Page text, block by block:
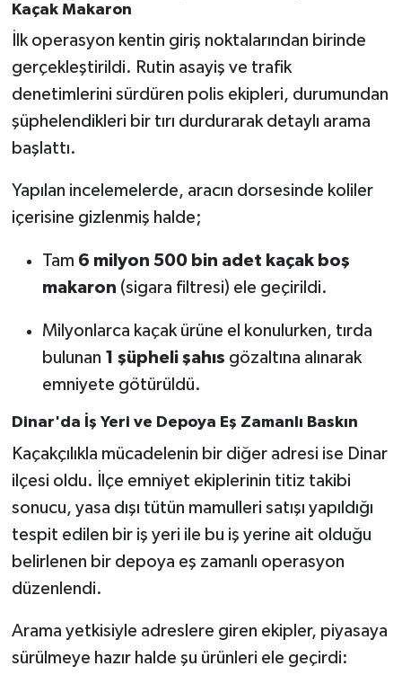
Kaçak Makaron
İlk operasyon kentin giriş noktalarından birinde
gerçekleştirildi. Rutin asayiş ve trafik
denetimlerini sürdüren polis ekipleri, durumundan
şüphelendikleri bir tırı durdurarak detaylı arama
başlattı.
Yapılan incelemelerde, aracın dorsesinde koliler
içerisine gizlenmiş halde;
Tam 6 milyon 500 bin adet kaçak boş
makaron (sigara filtresi) ele geçirildi.
Milyonlarca kaçak ürüne el konulurken, tırda
bulunan 1 şüpheli şahıs gözaltına alınarak
emniyete götürüldü.
Dinar'da İş Yeri ve Depoya Eş Zamanlı Baskın
Kaçakçılıkla mücadelenin bir diğer adresi ise Dinar
ilçesi oldu. İlçe emniyet ekiplerinin titiz takibi
sonucu, yasa dışı tütün mamulleri satışı yapıldığı
tespit edilen bir iş yeri ile bu iş yerine ait olduğu
belirlenen bir depoya eş zamanlı operasyon
düzenlendi.
Arama yetkisiyle adreslere giren ekipler, piyasaya
sürülmeye hazır halde şu ürünleri ele geçirdi: